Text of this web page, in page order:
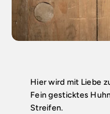
Hier wird mit Liebe
Fein gesticktes
Streifen.